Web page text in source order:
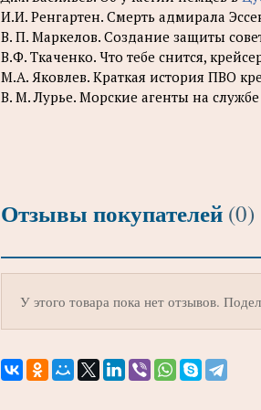
И.И. Ренгартен. Смерть адмирала
B. П. Маркелов. Создание защиты
В.Ф. Ткаченко. Что тебе снится,
М.А. Яковлев. Краткая история ПВО
В. М. Лурье. Морские агенты на
Отзывы покупателей (0)
У этого товара пока нет отзывов.